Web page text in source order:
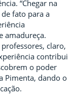
“Chegar na
fato para a
amadureça.
claro,
contribui
o poder
Pimenta, dando o